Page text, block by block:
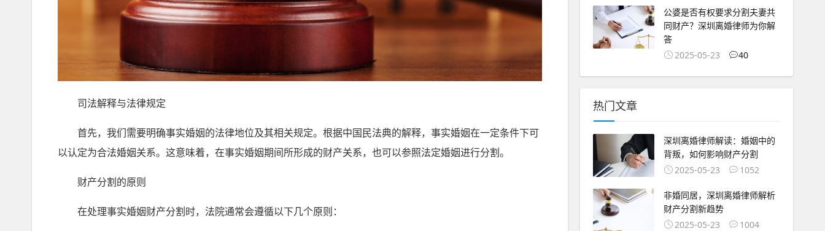
司法解释与法律规定
首先，我们需要明确事实婚姻的法律地位及其相关规定。根据中国民法典的解释，事实婚姻在一定条件下可
以认定为合法婚姻关系。这意味着，在事实婚姻期间所形成的财产关系，也可以参照法定婚姻进行分割。
财产分割的原则
在处理事实婚姻财产分割时，法院通常会遵循以下几个原则：
公婆是否有权要求分割夫妻共
同财产？深圳离婚律师为你解
答
2025-05-23
40
热门文章
深圳离婚律师解读：婚姻中的
背叛，如何影响财产分割
2025-05-23
1052
非婚同居，深圳离婚律师解析
财产分割新趋势
2025-05-23
1004